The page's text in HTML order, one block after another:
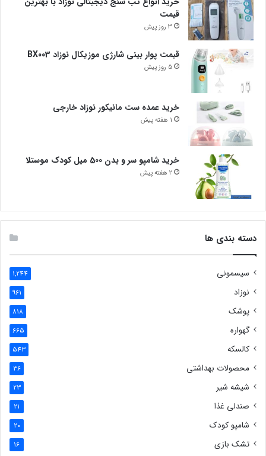
قیمت
3 روز پیش
قیمت پوار بینی شارژی موزیکال نوزاد BX003
5 روز پیش
خرید عمده ست مانیکور نوزاد خارجی
1 هفته پیش
خرید شامپو سر و بدن 500 میل کودک موستلا
2 هفته پیش
دسته بندی ها
سیسمونی 1,244
نوزاد 961
پوشک 818
گهواره 665
کالسکه 543
محصولات بهداشتی 36
شیشه شیر 23
صندلی غذا 21
شامپو کودک 20
تشک بازی 16